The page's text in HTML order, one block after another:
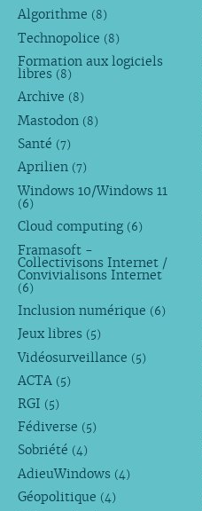
Algorithme (8)
Technopolice (8)
Formation aux logiciels
libres (8)
Archive (8)
Mastodon (8)
Santé (7)
Aprilien (7)
Windows 10/Windows 11
(6)
Cloud computing (6)
Framasoft -
Collectivisons Internet /
Convivialisons Internet
(6)
Inclusion numérique (6)
Jeux libres (5)
Vidéosurveillance (5)
ACTA (5)
RGI (5)
Fédiverse (5)
Sobriété (4)
AdieuWindows (4)
Géopolitique (4)